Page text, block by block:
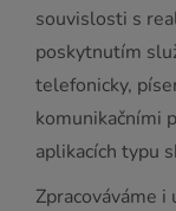
souvislosti s
poskytnutím
telefonicky,
komunikačními
aplikacích typu
Zpracováváme